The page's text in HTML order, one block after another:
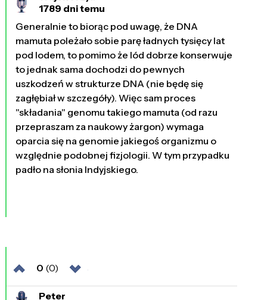
1789 dni temu
Generalnie to biorąc pod uwagę, że DNA
mamuta poleżało sobie parę ładnych tysięcy lat
pod lodem, to pomimo że lód dobrze konserwuje
to jednak sama dochodzi do pewnych
uszkodzeń w strukturze DNA (nie będę się
zagłębiał w szczegóły). Więc sam proces
"składania" genomu takiego mamuta (od razu
przepraszam za naukowy żargon) wymaga
oparcia się na genomie jakiegoś organizmu o
względnie podobnej fizjologii. W tym przypadku
padło na słonia Indyjskiego.
0 (0)
Peter